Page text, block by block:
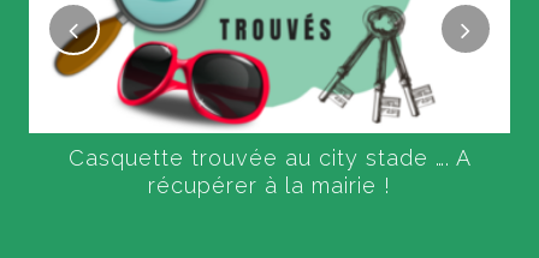
Casquette trouvée au city stade …. A
récupérer à la mairie !